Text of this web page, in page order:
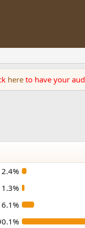
here to have your
2.4%
1.3%
6.1%